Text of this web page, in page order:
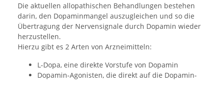
Die aktuellen allopathischen Behandlungen bestehen
darin, den Dopaminmangel auszugleichen und so die
Übertragung der Nervensignale durch Dopamin wieder
herzustellen.
Hierzu gibt es 2 Arten von Arzneimitteln:
L-Dopa, eine direkte Vorstufe von Dopamin
Dopamin-Agonisten, die direkt auf die Dopamin-